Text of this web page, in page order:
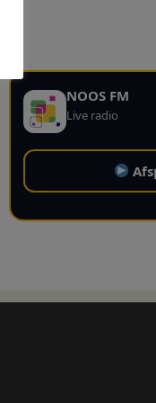
NOOS FM
Live radio